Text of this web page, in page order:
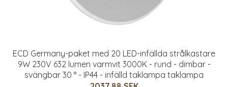
ECD Germany-paket med 20 LED-infällda strålkastare
9W 230V 632 lumen varmvit 3000K - rund - dimbar -
svängbar 30 ° - IP44 - infälld taklampa taklampa